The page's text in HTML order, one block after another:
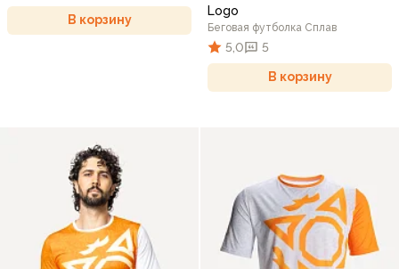
В корзину
Logo
Беговая футболка Сплав
5,0 5
В корзину